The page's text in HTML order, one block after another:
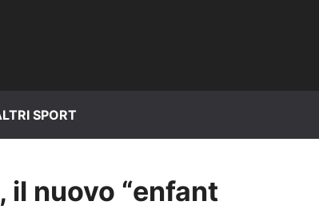
SPORT
il nuovo “enfant